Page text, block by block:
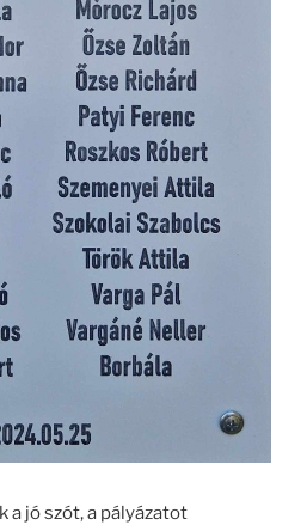
a jó szót, a pályázatot